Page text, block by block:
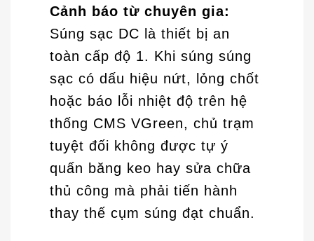
Cảnh báo từ chuyên gia:
Súng sạc DC là thiết bị an
toàn cấp độ 1. Khi súng súng
sạc có dấu hiệu nứt, lỏng chốt
hoặc báo lỗi nhiệt độ trên hệ
thống CMS VGreen, chủ trạm
tuyệt đối không được tự ý
quấn băng keo hay sửa chữa
thủ công mà phải tiến hành
thay thế cụm súng đạt chuẩn.